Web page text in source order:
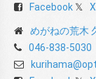
Facebook
X
めがねの荒木
046-838-5030